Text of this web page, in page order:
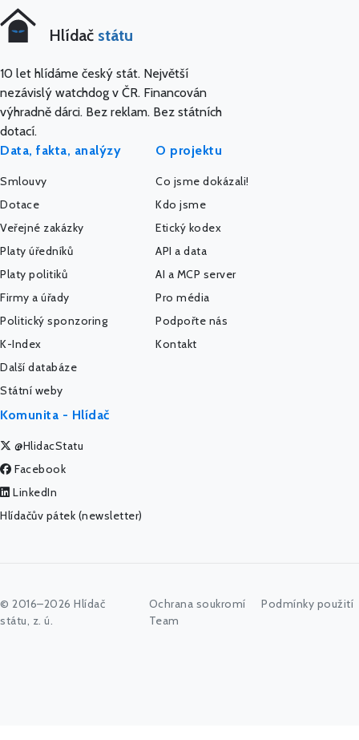
Hlídač státu
10 let hlídáme český stát. Největší
nezávislý watchdog v ČR. Financován
výhradně dárci. Bez reklam. Bez státních
dotací.
Data, fakta, analýzy
Smlouvy
Dotace
Veřejné zakázky
Platy úředníků
Platy politiků
Firmy a úřady
Politický sponzoring
K-Index
Další databáze
Státní weby
O projektu
Co jsme dokázali!
Kdo jsme
Etický kodex
API a data
AI a MCP server
Pro média
Podpořte nás
Kontakt
Komunita - Hlídač
@HlidacStatu
Facebook
LinkedIn
Hlídačův pátek (newsletter)
© 2016–2026 Hlídač
státu, z. ú.
Ochrana soukromí
Podmínky použití
Team